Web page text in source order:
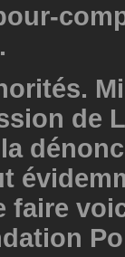
de
faire